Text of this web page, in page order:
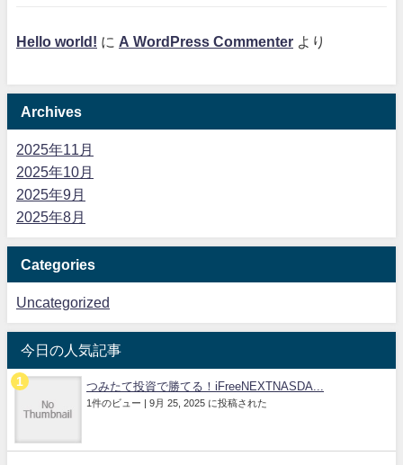
Hello world! に A WordPress Commenter より
Archives
2025年11月
2025年10月
2025年9月
2025年8月
Categories
Uncategorized
今日の人気記事
つみたて投資で勝てる！iFreeNEXTNASDA...
1件のビュー 9月 25, 2025 に投稿された